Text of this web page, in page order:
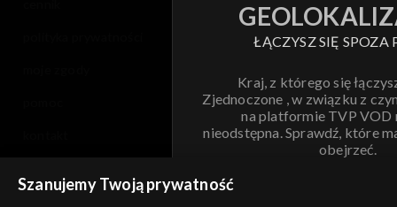
ŁĄCZYSZ SIĘ SPOZA
Kraj, z którego się
Zjednoczone , w związku z
na platformie TVP VOD
nieodstępna. Sprawdź, które
obejrzeć.
Szanujemy Twoją prywatność